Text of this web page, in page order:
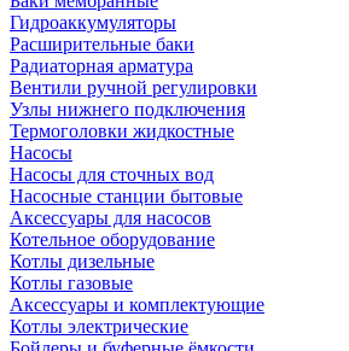
Гидроаккумуляторы
Расширительные баки
Радиаторная арматура
Вентили ручной регулировки
Узлы нижнего подключения
Термоголовки жидкостные
Насосы
Насосы для сточных вод
Насосные станции бытовые
Аксессуары для насосов
Котельное оборудование
Котлы дизельные
Котлы газовые
Аксессуары и комплектующие
Котлы электрические